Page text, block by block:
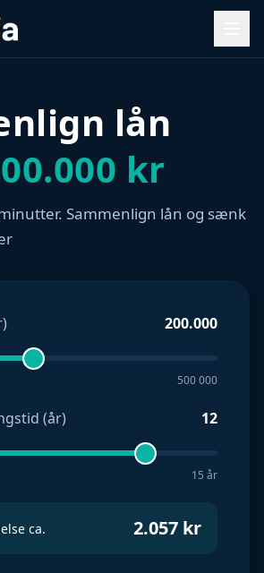
lån
kr
Sammenlign lån og sænk
200.000
500 000
(år) 12
15 år
ca. 2.057 kr